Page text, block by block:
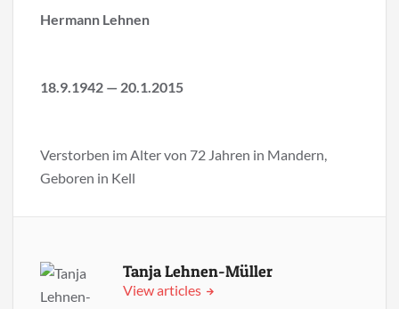
Hermann Lehnen
18.9.1942 — 20.1.2015
Verstorben im Alter von 72 Jahren in Mandern,
Geboren in Kell
Tanja Lehnen-Müller
View articles